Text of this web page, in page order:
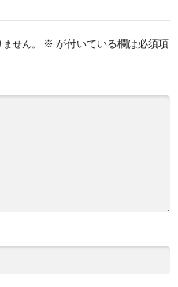
せん。 ※ が付いている欄は必須項